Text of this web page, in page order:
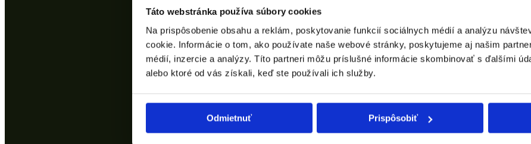
Táto webstránka používa súbory cookies
Na prispôsobenie obsahu a reklám, poskytovanie funkcií sociálnych médií a analýzu
cookie. Informácie o tom, ako používate naše webové stránky, poskytujeme aj našim
médií, inzercie a analýzy. Títo partneri môžu príslušné informácie skombinovať s ďalšími
alebo ktoré od vás získali, keď ste používali ich služby.
Odmietnuť Prispôsobiť